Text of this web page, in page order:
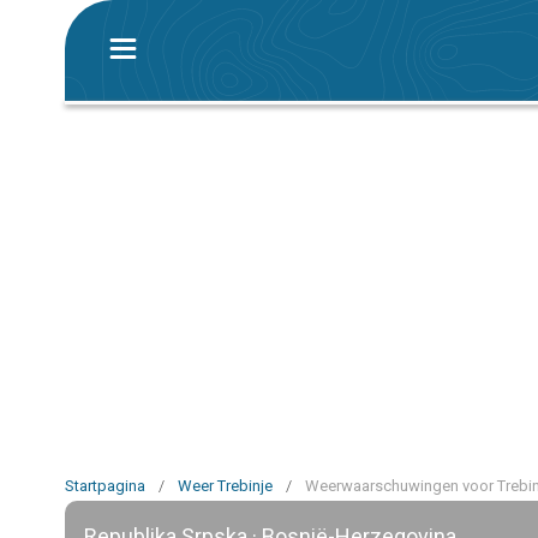
Startpagina / Weer Trebinje / Weerwaarschuwingen voor